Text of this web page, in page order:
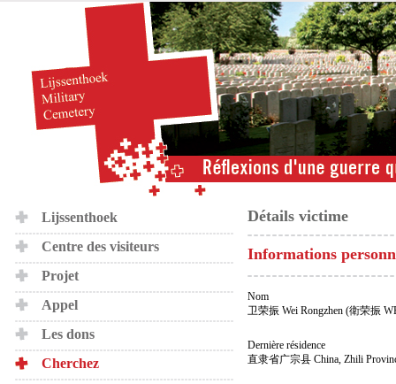
Lijssenthoek
Centre des visiteurs
Projet
Appel
Les dons
Cherchez
Détails victime
Informations
Nom
卫荣振 Wei Rongzhen (衛荣振
Dernière résidence
直隶省广宗县 China, Zhili